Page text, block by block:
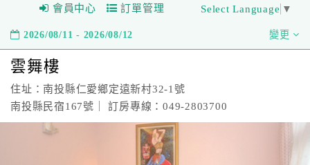
會員中心 訂單管理 Select Language ▼
2026/08/11 - 2026/08/12 變更
雲舞樓
住址：南投縣仁愛鄉定遠新村32-1號
南投縣民宿167號｜ 訂房專線：049-2803700